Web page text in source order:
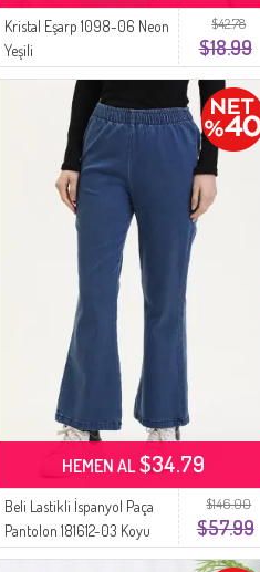
$42.78
$18.99
Kristal Eşarp 1098-06 Neon
Yeşili
$146.00
$57.99
Beli Lastikli İspanyol Paça
Pantolon 181612-03 Koyu
Mavi
HEMEN AL$34.79